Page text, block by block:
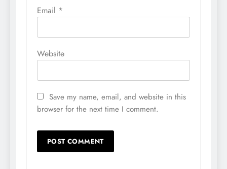
Email *
Website
Save my name, email, and website in this
browser for the next time I comment.